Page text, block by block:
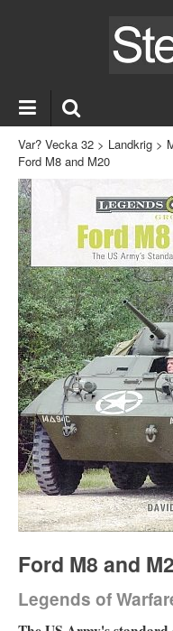
Var? Vecka 32 > Landkrig >
Ford M8 and M20
Ford M8 and
Legends of